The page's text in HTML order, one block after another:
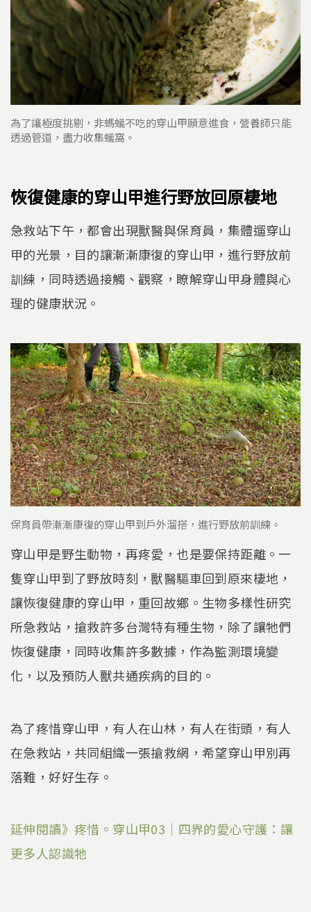
為了讓極度挑剔，非螞蟻不吃的穿山甲願意進食，營養師只能
透過管道，盡力收集蟻窩。
恢復健康的穿山甲進行野放回原棲地
急救站下午，都會出現獸醫與保育員，集體遛穿山
甲的光景，目的讓漸漸康復的穿山甲，進行野放前
訓練，同時透過接觸、觀察，瞭解穿山甲身體與心
理的健康狀況。
保育員帶漸漸康復的穿山甲到戶外溜搭，進行野放前訓練。
穿山甲是野生動物，再疼愛，也是要保持距離。一
隻穿山甲到了野放時刻，獸醫驅車回到原來棲地，
讓恢復健康的穿山甲，重回故鄉。生物多樣性研究
所急救站，搶救許多台灣特有種生物，除了讓牠們
恢復健康，同時收集許多數據，作為監測環境變
化，以及預防人獸共通疾病的目的。
為了疼惜穿山甲，有人在山林，有人在街頭，有人
在急救站，共同組織一張搶救網，希望穿山甲別再
落難，好好生存。
延伸閱讀》疼惜。穿山甲03｜四界的愛心守護：讓
更多人認識牠